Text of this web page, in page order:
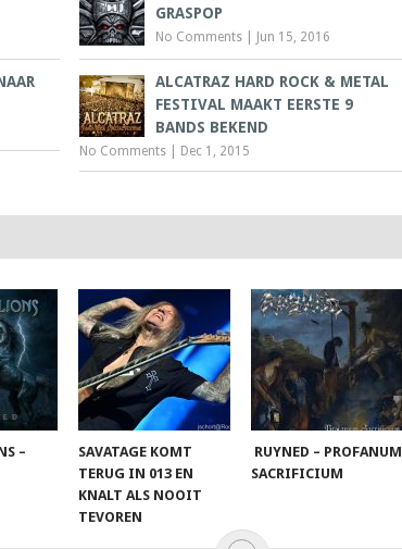
GRASPOP
No Comments Jun 15, 2016
ALCATRAZ HARD ROCK & METAL
FESTIVAL MAAKT EERSTE 9
BANDS BEKEND
No Comments Dec 1, 2015
–
SAVATAGE KOMT
TERUG IN 013 EN
KNALT ALS NOOIT
TEVOREN
RUYNED – PROFANUM
SACRIFICIUM